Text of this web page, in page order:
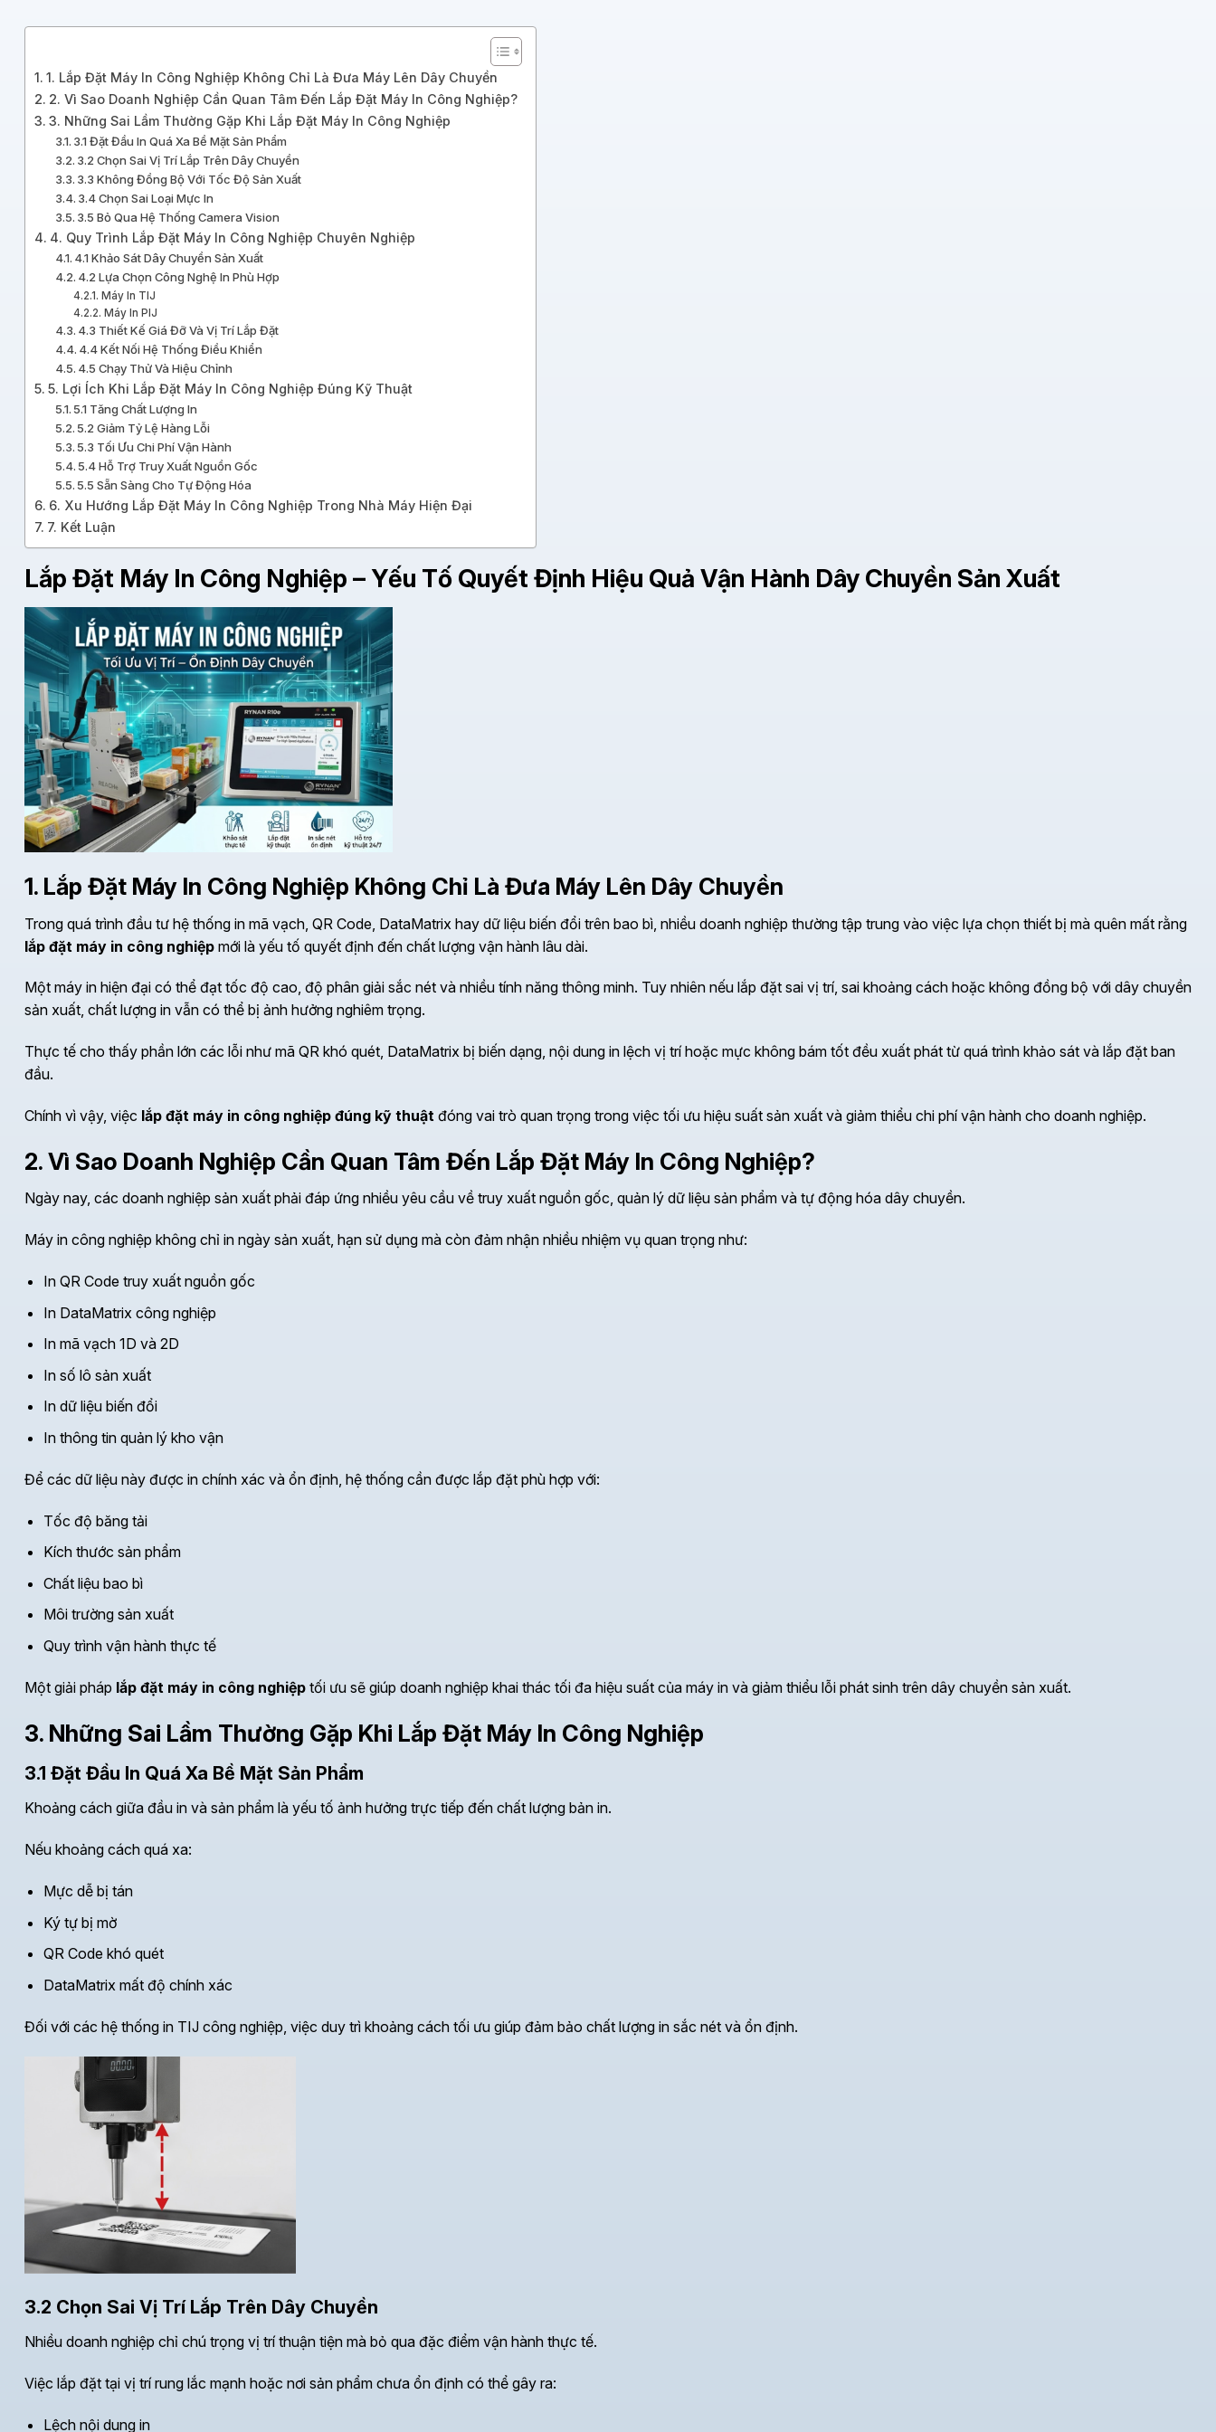
1. Lắp Đặt Máy In Công Nghiệp Không Chỉ Là Đưa Máy Lên Dây Chuyền
2. Vì Sao Doanh Nghiệp Cần Quan Tâm Đến Lắp Đặt Máy In Công Nghiệp?
3. Những Sai Lầm Thường Gặp Khi Lắp Đặt Máy In Công Nghiệp
3.1 Đặt Đầu In Quá Xa Bề Mặt Sản Phẩm
3.2 Chọn Sai Vị Trí Lắp Trên Dây Chuyền
3.3 Không Đồng Bộ Với Tốc Độ Sản Xuất
3.4 Chọn Sai Loại Mực In
3.5 Bỏ Qua Hệ Thống Camera Vision
4. Quy Trình Lắp Đặt Máy In Công Nghiệp Chuyên Nghiệp
4.1 Khảo Sát Dây Chuyền Sản Xuất
4.2 Lựa Chọn Công Nghệ In Phù Hợp
Máy In TIJ
Máy In PIJ
4.3 Thiết Kế Giá Đỡ Và Vị Trí Lắp Đặt
4.4 Kết Nối Hệ Thống Điều Khiển
4.5 Chạy Thử Và Hiệu Chỉnh
5. Lợi Ích Khi Lắp Đặt Máy In Công Nghiệp Đúng Kỹ Thuật
5.1 Tăng Chất Lượng In
5.2 Giảm Tỷ Lệ Hàng Lỗi
5.3 Tối Ưu Chi Phí Vận Hành
5.4 Hỗ Trợ Truy Xuất Nguồn Gốc
5.5 Sẵn Sàng Cho Tự Động Hóa
6. Xu Hướng Lắp Đặt Máy In Công Nghiệp Trong Nhà Máy Hiện Đại
7. Kết Luận
Lắp Đặt Máy In Công Nghiệp – Yếu Tố Quyết Định Hiệu Quả Vận Hành Dây Chuyền Sản Xuất
1. Lắp Đặt Máy In Công Nghiệp Không Chỉ Là Đưa Máy Lên Dây Chuyền
Trong quá trình đầu tư hệ thống in mã vạch, QR Code, DataMatrix hay dữ liệu biến đổi trên bao bì, nhiều doanh nghiệp thường tập trung vào việc lựa chọn thiết bị mà quên mất rằng
lắp đặt máy in công nghiệp mới là yếu tố quyết định đến chất lượng vận hành lâu dài.
Một máy in hiện đại có thể đạt tốc độ cao, độ phân giải sắc nét và nhiều tính năng thông minh. Tuy nhiên nếu lắp đặt sai vị trí, sai khoảng cách hoặc không đồng bộ với dây chuyền
sản xuất, chất lượng in vẫn có thể bị ảnh hưởng nghiêm trọng.
Thực tế cho thấy phần lớn các lỗi như mã QR khó quét, DataMatrix bị biến dạng, nội dung in lệch vị trí hoặc mực không bám tốt đều xuất phát từ quá trình khảo sát và lắp đặt ban
đầu.
Chính vì vậy, việc lắp đặt máy in công nghiệp đúng kỹ thuật đóng vai trò quan trọng trong việc tối ưu hiệu suất sản xuất và giảm thiểu chi phí vận hành cho doanh nghiệp.
2. Vì Sao Doanh Nghiệp Cần Quan Tâm Đến Lắp Đặt Máy In Công Nghiệp?
Ngày nay, các doanh nghiệp sản xuất phải đáp ứng nhiều yêu cầu về truy xuất nguồn gốc, quản lý dữ liệu sản phẩm và tự động hóa dây chuyền.
Máy in công nghiệp không chỉ in ngày sản xuất, hạn sử dụng mà còn đảm nhận nhiều nhiệm vụ quan trọng như:
In QR Code truy xuất nguồn gốc
In DataMatrix công nghiệp
In mã vạch 1D và 2D
In số lô sản xuất
In dữ liệu biến đổi
In thông tin quản lý kho vận
Để các dữ liệu này được in chính xác và ổn định, hệ thống cần được lắp đặt phù hợp với:
Tốc độ băng tải
Kích thước sản phẩm
Chất liệu bao bì
Môi trường sản xuất
Quy trình vận hành thực tế
Một giải pháp lắp đặt máy in công nghiệp tối ưu sẽ giúp doanh nghiệp khai thác tối đa hiệu suất của máy in và giảm thiểu lỗi phát sinh trên dây chuyền sản xuất.
3. Những Sai Lầm Thường Gặp Khi Lắp Đặt Máy In Công Nghiệp
3.1 Đặt Đầu In Quá Xa Bề Mặt Sản Phẩm
Khoảng cách giữa đầu in và sản phẩm là yếu tố ảnh hưởng trực tiếp đến chất lượng bản in.
Nếu khoảng cách quá xa:
Mực dễ bị tán
Ký tự bị mờ
QR Code khó quét
DataMatrix mất độ chính xác
Đối với các hệ thống in TIJ công nghiệp, việc duy trì khoảng cách tối ưu giúp đảm bảo chất lượng in sắc nét và ổn định.
3.2 Chọn Sai Vị Trí Lắp Trên Dây Chuyền
Nhiều doanh nghiệp chỉ chú trọng vị trí thuận tiện mà bỏ qua đặc điểm vận hành thực tế.
Việc lắp đặt tại vị trí rung lắc mạnh hoặc nơi sản phẩm chưa ổn định có thể gây ra:
Lệch nội dung in